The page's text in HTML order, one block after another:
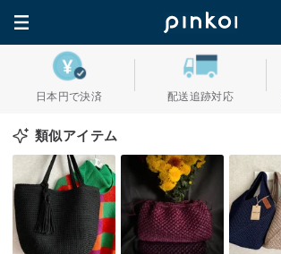
日本円で決済 配送追跡対応
類似アイテム